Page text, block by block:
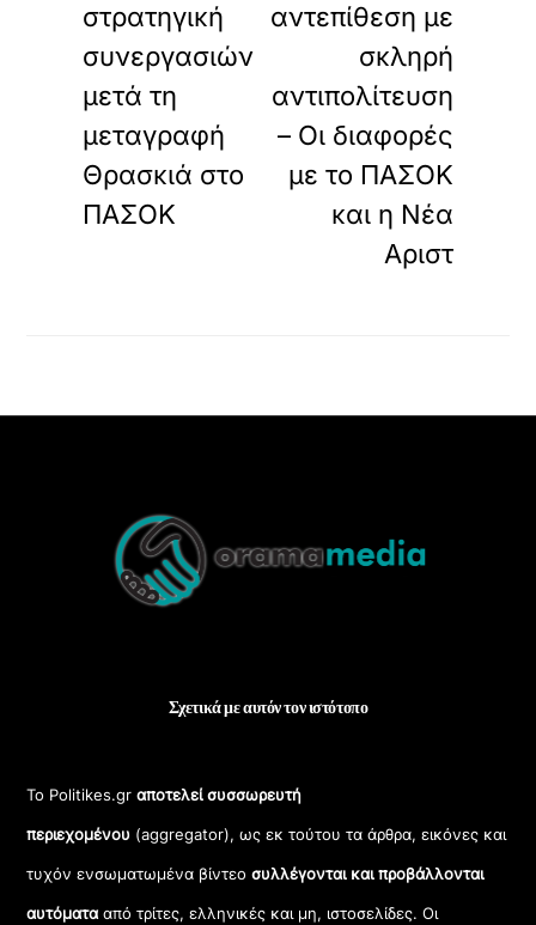
στρατηγική
συνεργασιών
μετά τη
μεταγραφή
Θρασκιά στο
ΠΑΣΟΚ
αντεπίθεση με
σκληρή
αντιπολίτευση
– Οι διαφορές
με το ΠΑΣΟΚ
και η Νέα
Αριστ
Top
Σχετικά με αυτόν τον ιστότοπο
Το Politikes.grαποτελεί συσσωρευτή
περιεχομένου (aggregator), ως εκ τούτου τα άρθρα, εικόνες και
τυχόν ενσωματωμένα βίντεοσυλλέγονται και προβάλλονται
αυτόματααπό τρίτες, ελληνικές και μη, ιστοσελίδες. Οι